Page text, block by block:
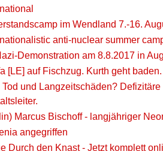
im Wendland 7.-16.
anti-nuclear summer
Demonstration am 8.8.2017 in
[LE] auf Fischzug. Kurth geht baden.
Tod und Langzeitschäden?
Marcus Bischoff - langjähriger
angegriffen
Durch den Knast - Jetzt komplett